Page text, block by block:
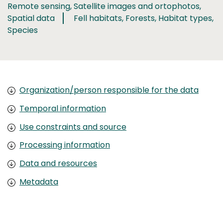
Remote sensing, Satellite images and ortophotos,
Spatial data
Fell habitats, Forests, Habitat types,
Species
Organization/person responsible for the data
Temporal information
Use constraints and source
Processing information
Data and resources
Metadata